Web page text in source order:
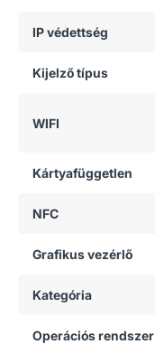
IP védettség
Kijelző típus
WIFI
Kártyafüggetlen
NFC
Grafikus vezérlő
Kategória
Operációs rendszer